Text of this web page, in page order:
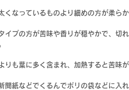
くなっているものより細めの方が柔ら
イプの方が苦味や香りが穏やかで、切
りも葉に多く含まれ、加熱すると苦味が
聞紙などでくるんでポリの袋などに入